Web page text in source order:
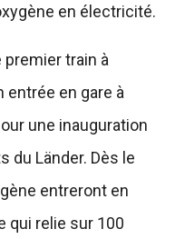
en électricité.
train à
entrée en gare à
une inauguration
du Länder. Dès le
entreront en
qui relie sur 100